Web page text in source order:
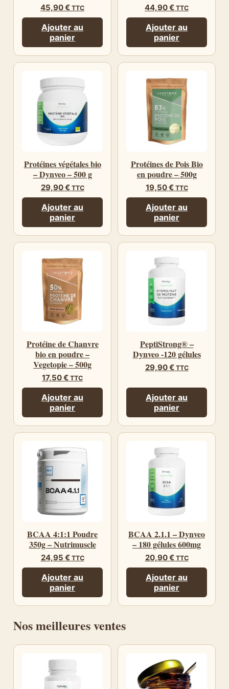
45,90€ TTC
Ajouter au
panier
44,90€ TTC
Ajouter au
panier
Protéines végétales bio
– Dynveo – 500 g
29,90€ TTC
Ajouter au
panier
Protéines de Pois Bio
en poudre – 500g
19,50€ TTC
Ajouter au
panier
Protéine de Chanvre
bio en poudre –
Vegetopie – 500g
17,50€ TTC
Ajouter au
panier
PeptiStrong® –
Dynveo -120 gélules
29,90€ TTC
Ajouter au
panier
BCAA 4:1:1 Poudre
350g – Nutrimuscle
24,95 € TTC
Ajouter au
panier
BCAA 2.1.1 – Dynveo
– 180 gélules 600mg
20,90€ TTC
Ajouter au
panier
Nos meilleures ventes